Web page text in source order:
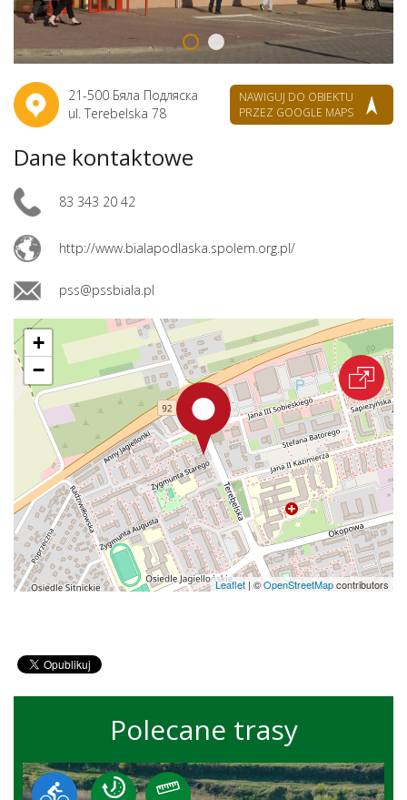
21-500 Бяла Подляска
ul. Terebelska 78
NAWIGUJ DO OBIEKTU
PRZEZ GOOGLE MAPS
Dane kontaktowe
83 343 20 42
http://www.bialapodlaska.spolem.org.pl/
pss@pssbiala.pl
+
−
Leaflet | ©OpenStreetMapcontributors
Polecane trasy